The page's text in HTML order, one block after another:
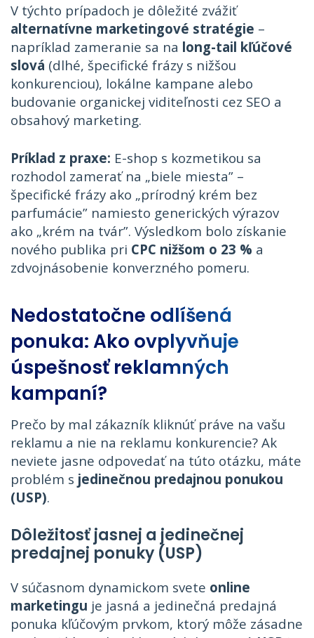
V týchto prípadoch je dôležité zvážiť
alternatívne marketingové stratégie –
napríklad zameranie sa na long-tail kľúčové
slová (dlhé, špecifické frázy s nižšou
konkurenciou), lokálne kampane alebo
budovanie organickej viditeľnosti cez SEO a
obsahový marketing.
Príklad z praxe: E-shop s kozmetikou sa
rozhodol zamerať na „biele miesta” –
špecifické frázy ako „prírodný krém bez
parfumácie” namiesto generických výrazov
ako „krém na tvár”. Výsledkom bolo získanie
nového publika pri CPC nižšom o 23 % a
zdvojnásobenie konverzného pomeru.
Nedostatočne odlíšená
ponuka: Ako ovplyvňuje
úspešnosť reklamných
kampaní?
Prečo by mal zákazník kliknúť práve na vašu
reklamu a nie na reklamu konkurencie? Ak
neviete jasne odpovedať na túto otázku, máte
problém s jedinečnou predajnou ponukou
(USP).
Dôležitosť jasnej a jedinečnej
predajnej ponuky (USP)
V súčasnom dynamickom svete online
marketingu je jasná a jedinečná predajná
ponuka kľúčovým prvkom, ktorý môže zásadne